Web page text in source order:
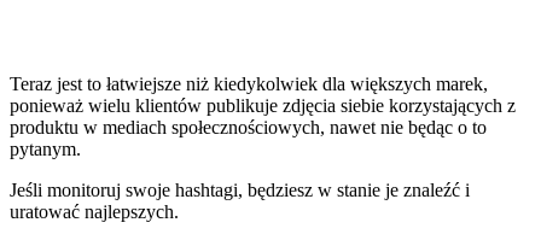
Teraz jest to łatwiejsze niż kiedykolwiek dla większych marek,
ponieważ wielu klientów publikuje zdjęcia siebie korzystających z
produktu w mediach społecznościowych, nawet nie będąc o to
pytanym.
Jeśli monitoruj swoje hashtagi, będziesz w stanie je znaleźć i
uratować najlepszych.